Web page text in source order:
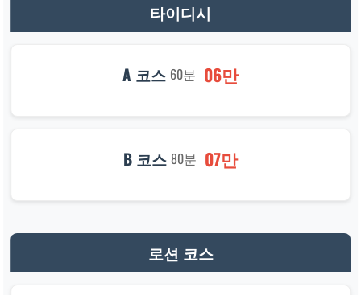
타이디시
A 코스 60분 06만
B 코스 80분 07만
로션 코스